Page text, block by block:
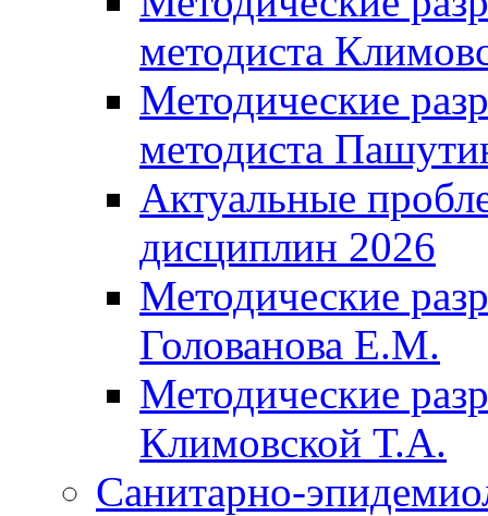
методиста
Методические
методиста
Актуальные
дисциплин 2026
Методические
Голованова Е.М.
Методические
Климовской Т.А.
Санитарно-